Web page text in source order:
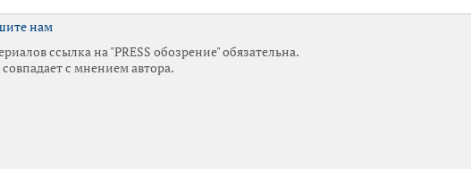
нам
ссылка на "PRESS обозрение" обязательна.
с мнением автора.